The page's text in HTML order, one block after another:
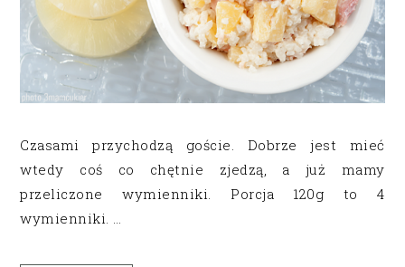
Czasami przychodzą goście. Dobrze jest mieć
wtedy coś co chętnie zjedzą, a już mamy
przeliczone wymienniki. Porcja 120g to 4
wymienniki. …